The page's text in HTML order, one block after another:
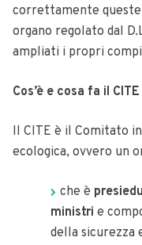
correttamente
organo regolato dal
ampliati i propri
Cos’è e cosa fa il CITE
Il CITE è il Comitato
ecologica, ovvero un
che è
ministri e
della sicurezza